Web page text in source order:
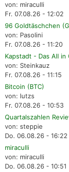
von: miraculli
Fr. 07.08.26 - 12:02
96 Goldtäschchen
von: Pasolini
Fr. 07.08.26 - 11:20
Kapstadt - Das All in
von: Steinkauz
Fr. 07.08.26 - 11:15
Bitcoin (BTC)
von: lutzs
Fr. 07.08.26 - 10:53
Quartalszahlen
von: steppie
Do. 06.08.26 - 16:22
miraculli
von: miraculli
Do. 06.08.26 - 10:51